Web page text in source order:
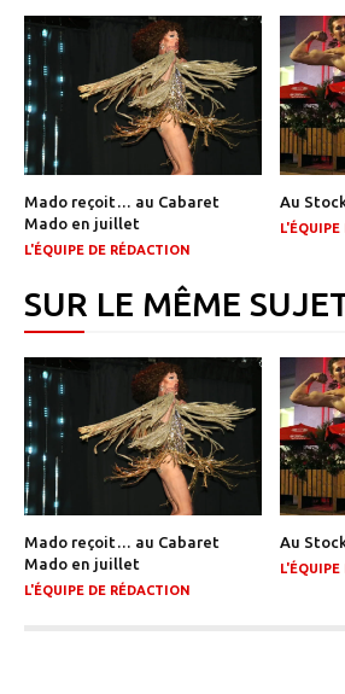
Mado reçoit… au Cabaret
Mado en juillet
L'ÉQUIPE DE RÉDACTION
Au
L'ÉQUIPE
SUR LE MÊME
Mado reçoit… au Cabaret
Mado en juillet
L'ÉQUIPE DE RÉDACTION
Au
L'ÉQUIPE